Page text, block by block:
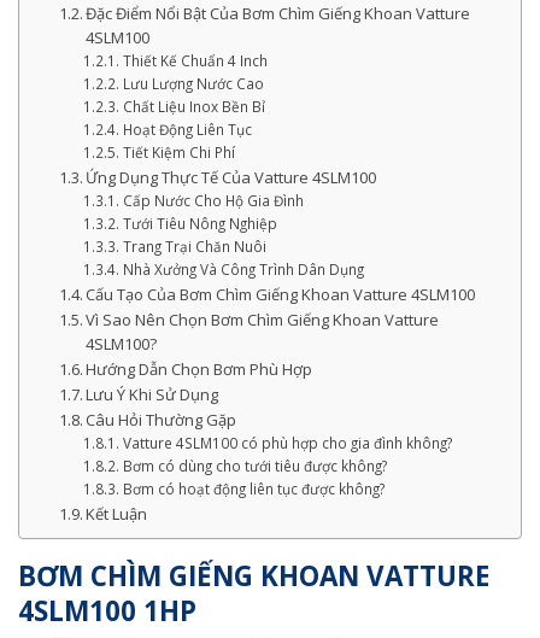
Đặc Điểm Nổi Bật Của Bơm Chìm Giếng Khoan Vatture
4SLM100
Thiết Kế Chuẩn 4 Inch
Lưu Lượng Nước Cao
Chất Liệu Inox Bền Bỉ
Hoạt Động Liên Tục
Tiết Kiệm Chi Phí
Ứng Dụng Thực Tế Của Vatture 4SLM100
Cấp Nước Cho Hộ Gia Đình
Tưới Tiêu Nông Nghiệp
Trang Trại Chăn Nuôi
Nhà Xưởng Và Công Trình Dân Dụng
Cấu Tạo Của Bơm Chìm Giếng Khoan Vatture 4SLM100
Vì Sao Nên Chọn Bơm Chìm Giếng Khoan Vatture
4SLM100?
Hướng Dẫn Chọn Bơm Phù Hợp
Lưu Ý Khi Sử Dụng
Câu Hỏi Thường Gặp
Vatture 4SLM100 có phù hợp cho gia đình không?
Bơm có dùng cho tưới tiêu được không?
Bơm có hoạt động liên tục được không?
Kết Luận
BƠM CHÌM GIẾNG KHOAN VATTURE
4SLM100 1HP